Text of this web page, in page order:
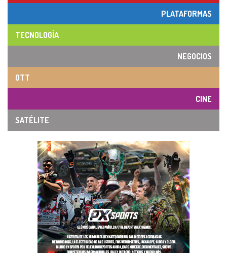
PLATAFORMAS
TECNOLOGÍA
NEGOCIOS
OTT
CINE
SATÉLITE